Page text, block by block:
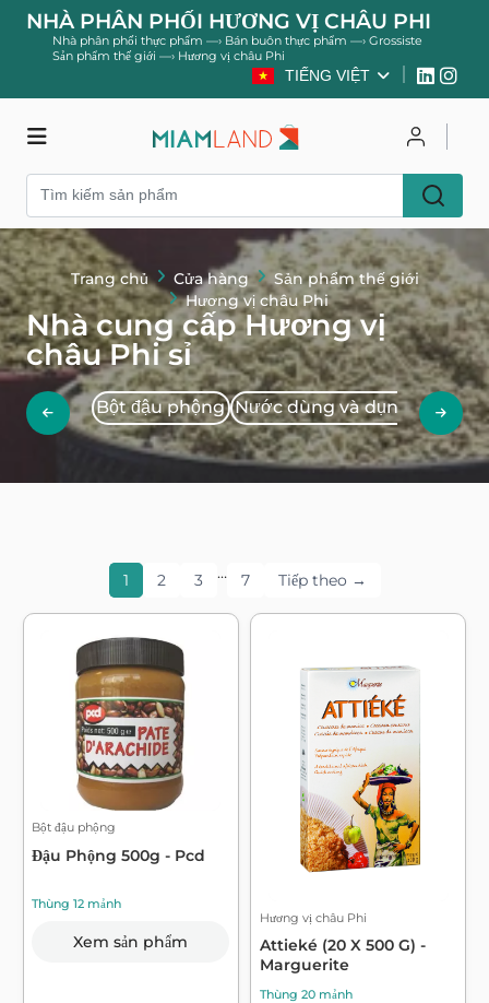
NHÀ PHÂN PHỐI HƯƠNG VỊ CHÂU PHI
Nhà phân phối thực phẩm —› Bán buôn thực phẩm —› Grossiste
Sản phẩm thế giới —›Hương vị châu Phi
TIẾNG VIỆT
Trang chủ Cửa hàng
Sản phẩm thế giới
Hương vị châu Phi
Nhà cung cấp Hương vị
châu Phi sỉ
Bột đậu phộng Nước dùng và dụng cụ nấu
1 2 3 … 7 Tiếp theo →
Bột đậu phộng
Đậu Phộng 500g - Pcd
Thùng 12 mảnh
Xem sản phẩm
Hương vị châu Phi
Attieké (20 X 500 G) -
Marguerite
Thùng 20 mảnh
Cửa hàng
Đăng ký